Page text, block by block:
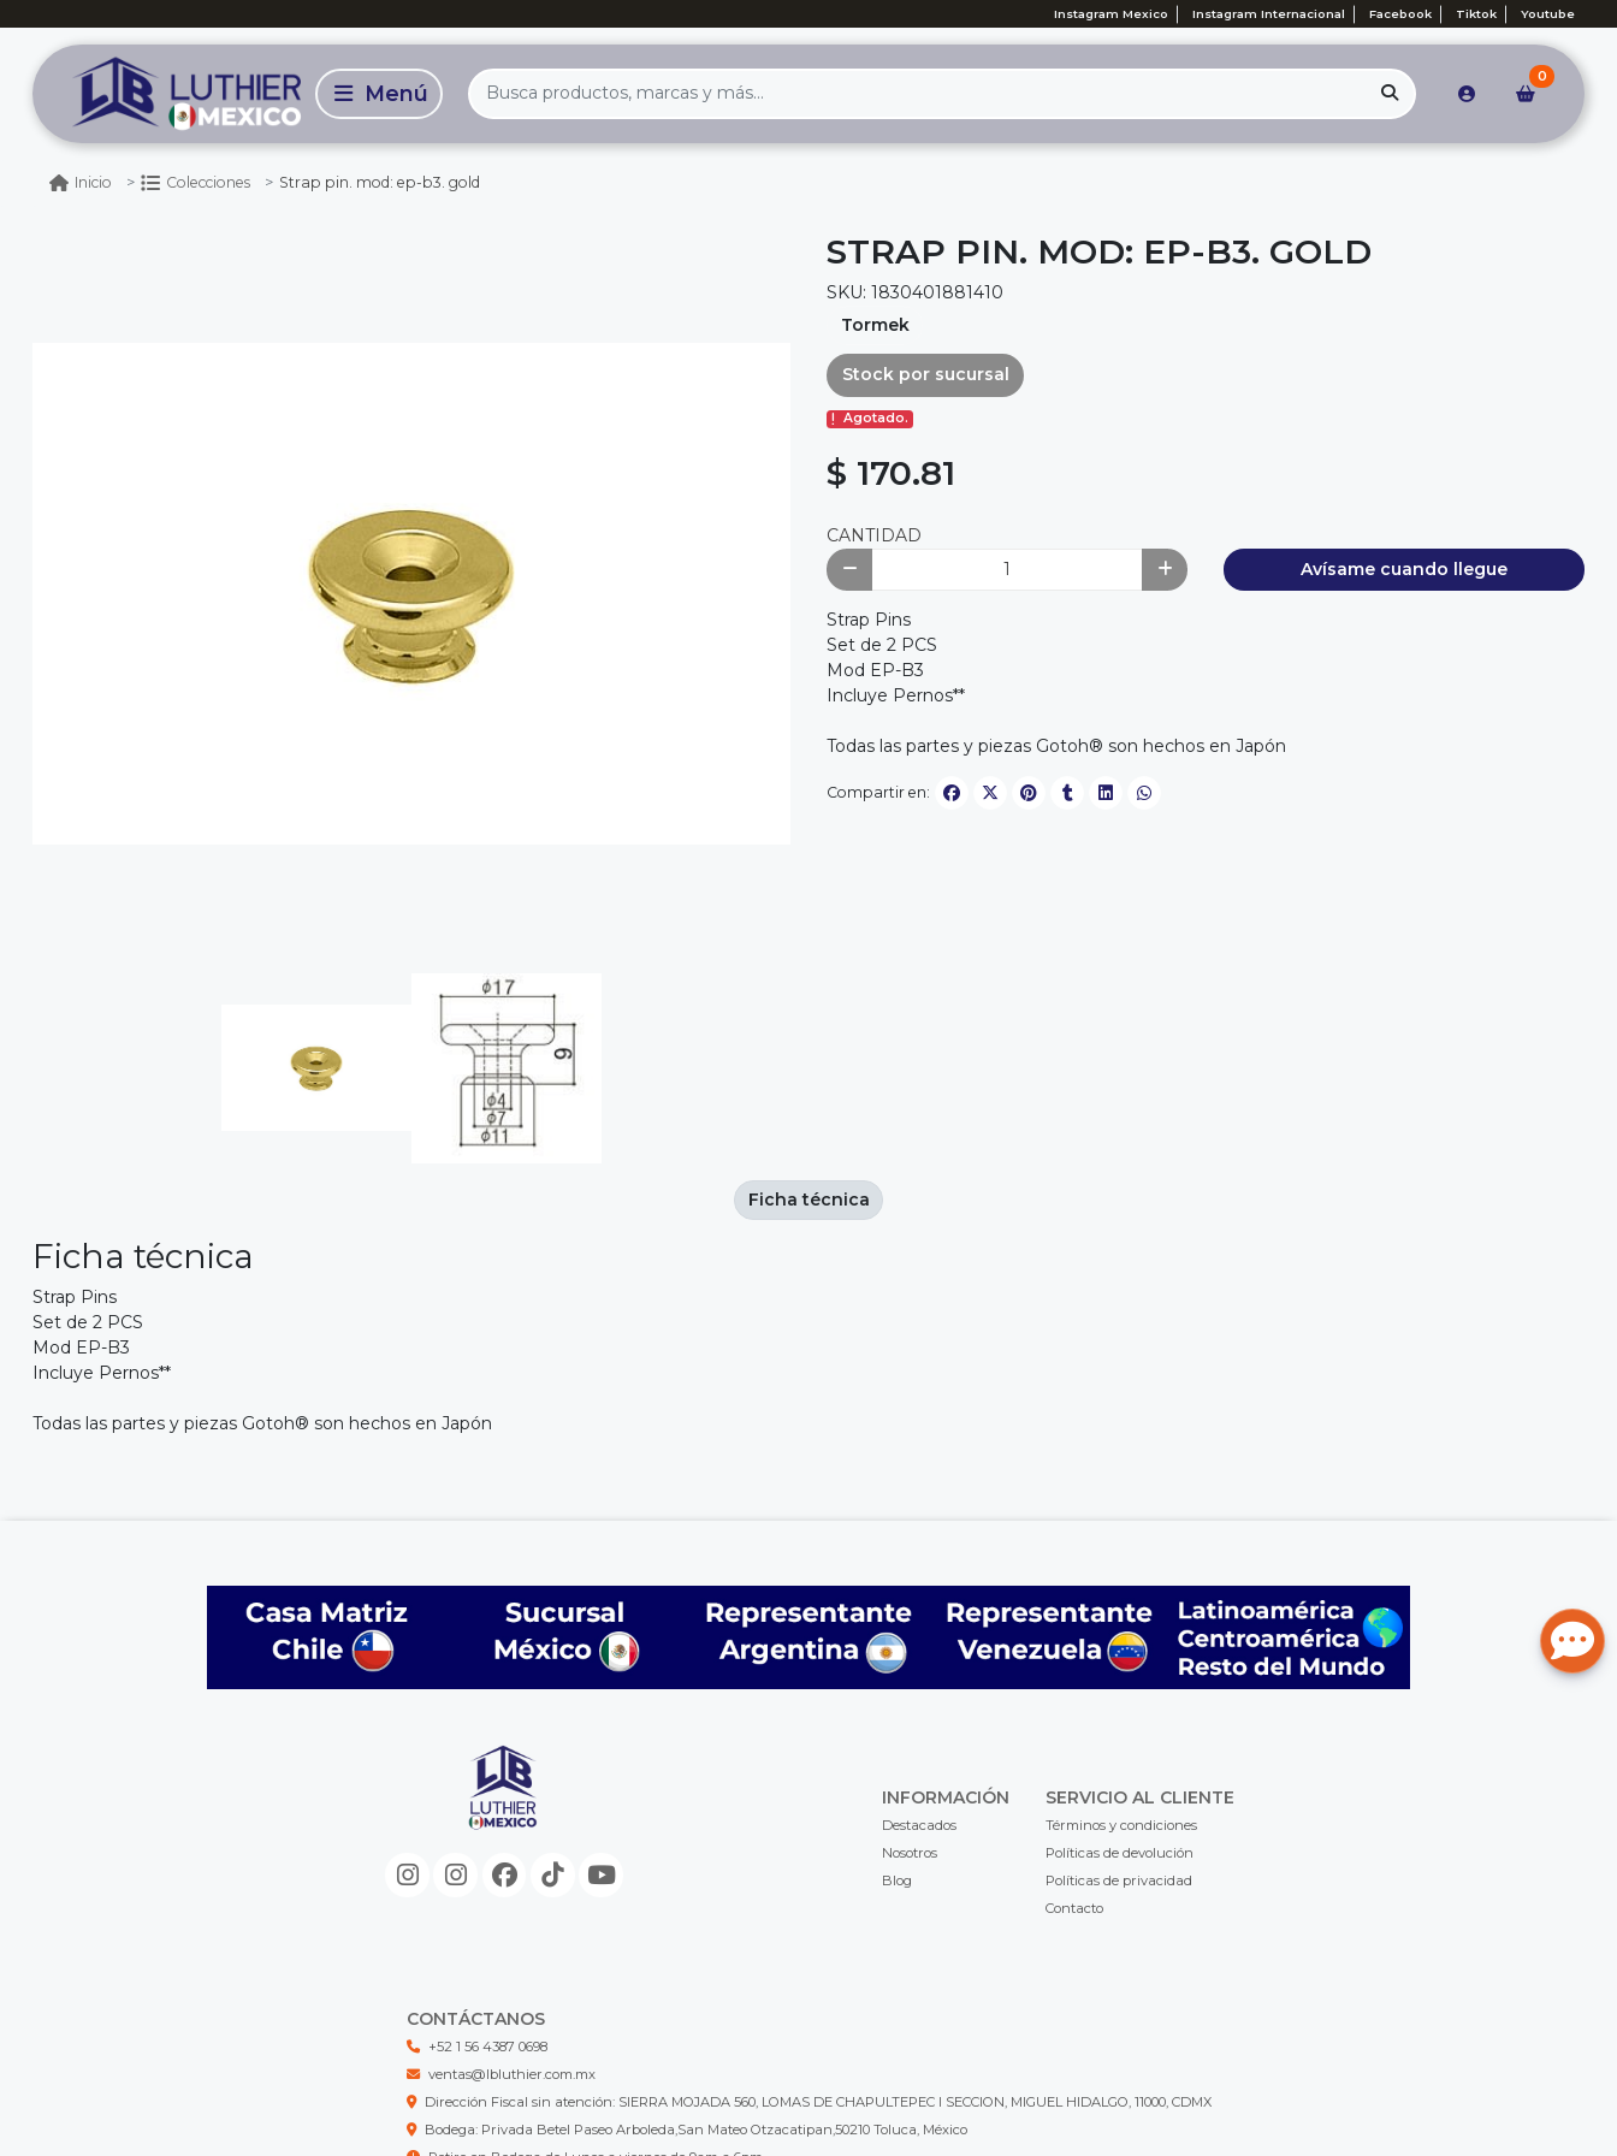
Instagram Mexico Instagram Internacional Facebook Tiktok Youtube
0
Inicio Colecciones Strap pin. mod: ep-b3. gold
STRAP PIN. MOD: EP-B3. GOLD
SKU: 1830401881410
Tormek
Stock por sucursal
Agotado.
$ 170.81
CANTIDAD
Avísame cuando llegue
Strap Pins
Set de 2 PCS
Mod EP-B3
Incluye Pernos**
Todas las partes y piezas Gotoh® son hechos en Japón
Compartir en:
Ficha técnica
Strap Pins
Set de 2 PCS
Mod EP-B3
Incluye Pernos**
Todas las partes y piezas Gotoh® son hechos en Japón
Ficha técnica
INFORMACIÓN
Destacados
Nosotros
Blog
SERVICIO AL CLIENTE
Términos y condiciones
Políticas de devolución
Políticas de privacidad
Contacto
CONTÁCTANOS
+52 1 56 4387 0698
ventas@lbluthier.com.mx
Dirección Fiscal sin atención: SIERRA MOJADA 560, LOMAS DE CHAPULTEPEC I SECCION, MIGUEL HIDALGO, 11000, CDMX
Bodega: Privada Betel Paseo Arboleda,San Mateo Otzacatipan,50210 Toluca, México